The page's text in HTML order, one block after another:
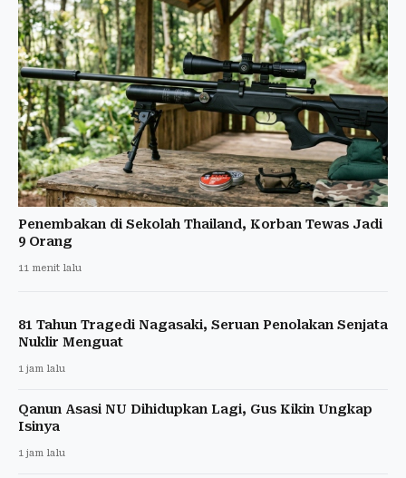
Penembakan di Sekolah Thailand, Korban Tewas Jadi
9 Orang
11 menit lalu
81 Tahun Tragedi Nagasaki, Seruan Penolakan Senjata
Nuklir Menguat
1 jam lalu
Qanun Asasi NU Dihidupkan Lagi, Gus Kikin Ungkap
Isinya
1 jam lalu